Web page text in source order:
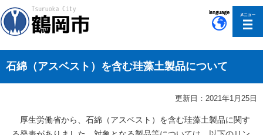
石綿（アスベスト）を含む珪藻土製品について
更新日：2021年1月25日
厚生労働省から、石綿（アスベスト）を含む珪藻土製品に関す